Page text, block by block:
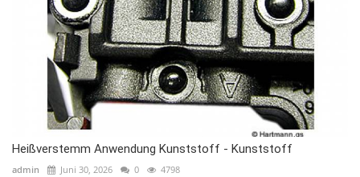
Heißverstemm Anwendung Kunststoff - Kunststoff
admin Juni 30, 2026 0 4798